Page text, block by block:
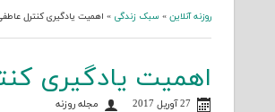
روزنه آنلاین » سبک زندگی » اهمیت یادگیری کنترل
اهمیت یادگیری
27 آوریل 2017
مجله روزنه